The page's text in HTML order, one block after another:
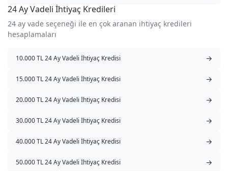
24 Ay Vadeli İhtiyaç Kredileri
24 ay vade seçeneği ile en çok aranan ihtiyaç kredileri
hesaplamaları
10.000 TL 24 Ay Vadeli İhtiyaç Kredisi →
15.000 TL 24 Ay Vadeli İhtiyaç Kredisi →
20.000 TL 24 Ay Vadeli İhtiyaç Kredisi →
30.000 TL 24 Ay Vadeli İhtiyaç Kredisi →
40.000 TL 24 Ay Vadeli İhtiyaç Kredisi →
50.000 TL 24 Ay Vadeli İhtiyaç Kredisi →